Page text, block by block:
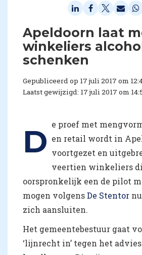
Apeldoorn laat
winkeliers
schenken
Gepubliceerd op 17 juli 2017 om
Laatst gewijzigd: 17 juli 2017 om
D e proef met
en retail wordt in
voortgezet en
veertien winkeliers
oorspronkelijk een de pilot
mogen volgensDe Stentor
zich aansluiten.
Het gemeentebestuur gaat
‘lijnrecht in’ tegen het